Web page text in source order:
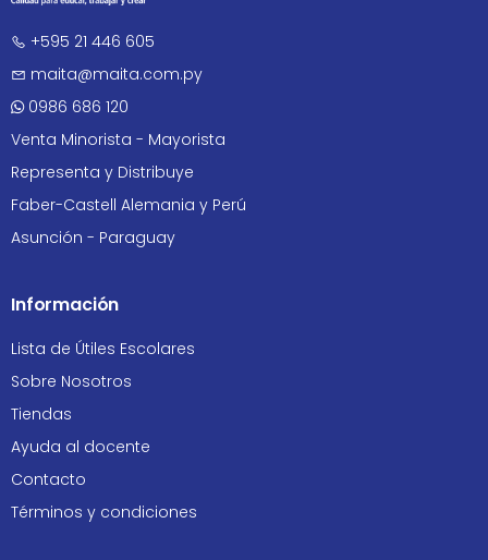
+595 21 446 605
maita@maita.com.py
0986 686 120
Venta Minorista - Mayorista
Representa y Distribuye
Faber-Castell Alemania y Perú
Asunción - Paraguay
Información
Lista de Útiles Escolares
Sobre Nosotros
Tiendas
Ayuda al docente
Contacto
Términos y condiciones